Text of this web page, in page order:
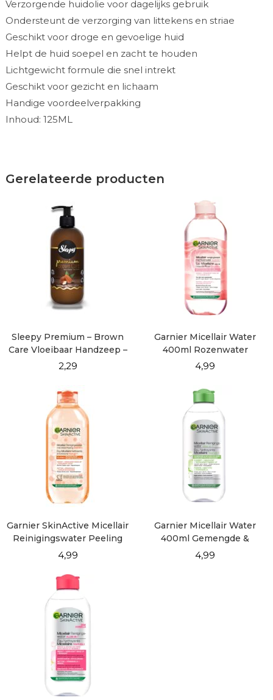
Verzorgende huidolie voor dagelijks gebruik
Ondersteunt de verzorging van littekens en striae
Geschikt voor droge en gevoelige huid
Helpt de huid soepel en zacht te houden
Lichtgewicht formule die snel intrekt
Geschikt voor gezicht en lichaam
Handige voordeelverpakking
Inhoud: 125ML
Gerelateerde producten
Sleepy Premium – Brown
Care Vloeibaar Handzeep –
500 ml
2,29
Garnier Micellair Water
400ml Rozenwater
4,99
Garnier SkinActive Micellair
Reinigingswater Peeling
400ml
4,99
Garnier Micellair Water
400ml Gemengde &
Gevoelige Huid
4,99